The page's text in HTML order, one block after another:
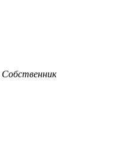
Собственник